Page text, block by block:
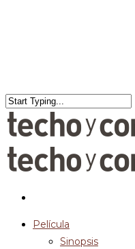
Película
Sinopsis